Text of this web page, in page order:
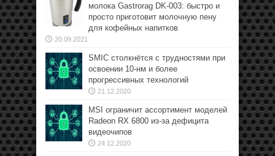
молока Gastrorag DK-003: быстро и
просто приготовит молочную пену
для кофейных напитков
20.09.2021
SMIC столкнётся с трудностями при
освоении 10-нм и более
прогрессивных технологий
21.12.2020
MSI ограничит ассортимент моделей
Radeon RX 6800 из-за дефицита
видеочипов
24.12.2020